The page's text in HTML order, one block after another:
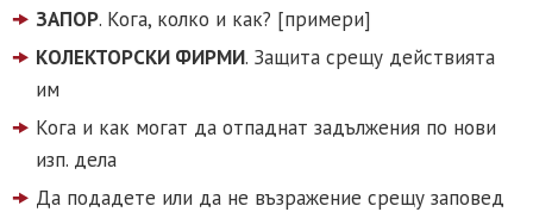
ЗАПОР. Кога, колко и как? [примери]
КОЛЕКТОРСКИ ФИРМИ. Защита срещу действията
им
Кога и как могат да отпаднат задължения по нови
изп. дела
Да подадете или да не възражение срещу заповед